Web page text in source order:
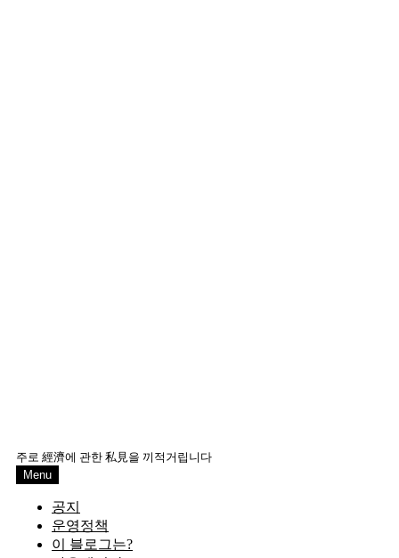
주로 經濟에 관한 私見을 끼적거립니다
Menu
공지
운영정책
이 블로그는?